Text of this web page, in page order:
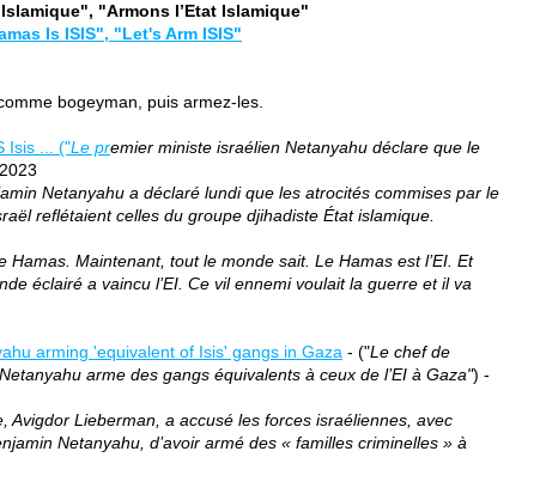
"Armons l’Etat Islamique"
Is ISIS", "Let's Arm ISIS"
bogeyman, puis armez-les.
Isis ... ("Le premier ministe israélien Netanyahu déclare que le
Netanyahu a déclaré lundi que les atrocités commises par le
reflétaient celles du groupe djihadiste État islamique.
Maintenant, tout le monde sait. Le Hamas est l’EI. Et
éclairé a vaincu l’EI. Ce vil ennemi voulait la guerre et il va
arming 'equivalent of Isis' gangs in Gaza - ("Le chef de
arme des gangs équivalents à ceux de l’EI à Gaza") -
Avigdor Lieberman, a accusé les forces israéliennes, avec
Netanyahu, d’avoir armé des « familles criminelles » à